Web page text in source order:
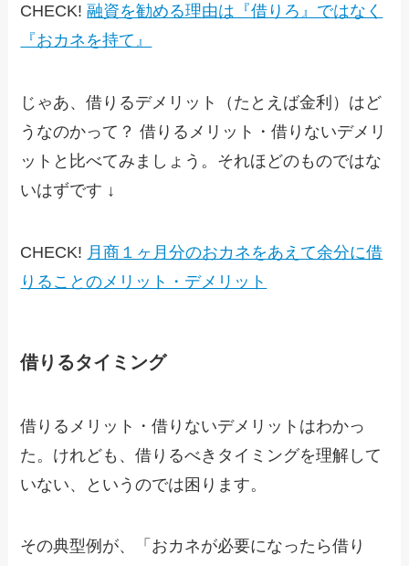
CHECK!融資を勧める理由は『借りろ』ではなく
『おカネを持て』
じゃあ、借りるデメリット（たとえば金利）はど
うなのかって？ 借りるメリット・借りないデメリ
ットと比べてみましょう。それほどのものではな
いはずです ↓
CHECK! 月商１ヶ月分のおカネをあえて余分に借
りることのメリット・デメリット
借りるタイミング
借りるメリット・借りないデメリットはわかっ
た。けれども、借りるべきタイミングを理解して
いない、というのでは困ります。
その典型例が、「おカネが必要になったら借り